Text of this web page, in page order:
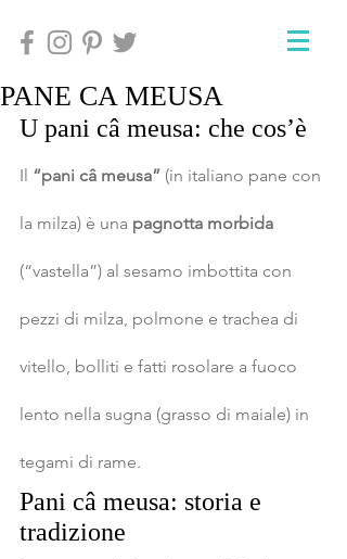
PANE CA MEUSA
U pani câ meusa: che cos’è
Il “pani câ meusa” (in italiano pane con
la milza) è una pagnotta morbida
(“vastella”) al sesamo imbottita con
pezzi di milza, polmone e trachea di
vitello, bolliti e fatti rosolare a fuoco
lento nella sugna (grasso di maiale) in
tegami di rame.
Pani câ meusa: storia e
tradizione